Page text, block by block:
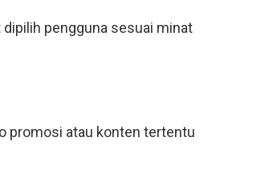
pengguna sesuai minat
promosi atau konten tertentu